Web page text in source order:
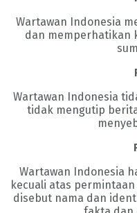
Wartawan Indonesia
dan memperhatikan
Wartawan Indonesia
tidak mengutip
Wartawan Indonesia
kecuali atas
disebut nama dan